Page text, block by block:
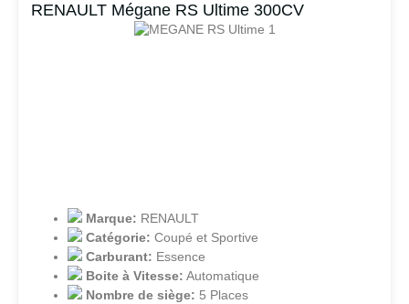
RENAULT Mégane RS Ultime 300CV
Marque: RENAULT
Catégorie: Coupé et Sportive
Carburant: Essence
Boite à Vitesse: Automatique
Nombre de siège: 5 Places